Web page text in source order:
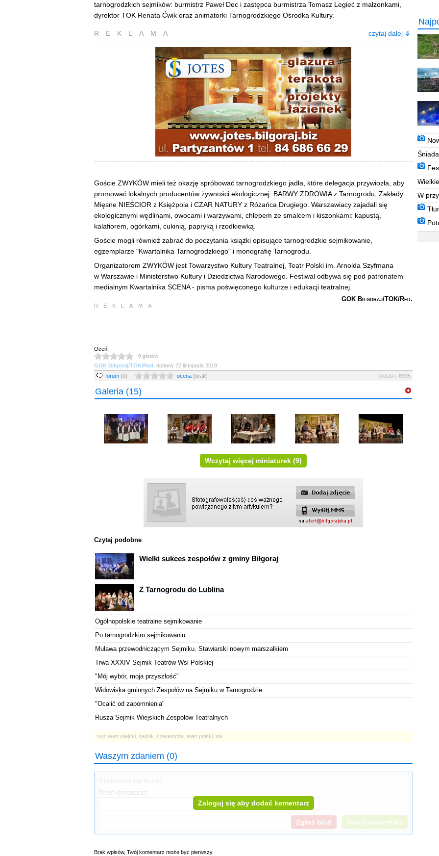
tarnogrodzkich sejmików: burmistrz Paweł Dec i zastępca burmistrza Tomasz Legieć z małżonkami,
dyrektor TOK Renata Ćwik oraz animatorki Tarnogrodzkiego Ośrodka Kultury.
czytaj dalej ⇓
REKLAMA
Goście ZWYKÓW mieli też okazję spróbować tarnogrodzkiego jadła, które delegacja przywiozła, aby
promować lokalnych producentów żywności ekologicznej: BARWY ZDROWIA z Tarnogrodu, Zakłady
Mięsne NIEŚCIOR z Księżpola i CZAR NATURY z Różańca Drugiego. Warszawiacy zajadali się
ekologicznymi wędlinami, owocami i warzywami, chlebem ze smalcem i kiszonkami: kapustą,
kalafiorem, ogórkami, cukinią, papryką i rzodkiewką.
Goście mogli również zabrać do poczytania książki opisujące tarnogrodzkie sejmikowanie,
egzemplarze "Kwartalnika Tarnogrodzkiego" i monografię Tarnogrodu.
Organizatorem ZWYKÓW jest Towarzystwo Kultury Teatralnej, Teatr Polski im. Arnolda Szyfmana
w Warszawie i Ministerstwo Kultury i Dziedzictwa Narodowego. Festiwal odbywa się pod patronatem
medialnym Kwartalnika SCENA - pisma poświęconego kulturze i edukacji teatralnej.
GOK Biłgoraj/TOK/Red.
REKLAMA
Oceń:
0 głosów
GOK Biłgoraj/TOK/Red. dodany 22 listopada 2019
forum (0) ocena (brak) Odsłon: 6935
Galeria (15)
Wczytaj więcej miniaturek (9)
Czytaj podobne
Wielki sukces zespołów z gminy Biłgoraj
Z Tarnogrodu do Lublina
Ogólnopolskie teatralne sejmikowanie
Po tarnogrodzkim sejmikowaniu
Mulawa przewodniczącym Sejmiku. Stawiarski nowym marszałkiem
Trwa XXXIV Sejmik Teatrów Wsi Polskiej
"Mój wybór, moja przyszłość"
Widowiska gminnych Zespołów na Sejmiku w Tarnogrodzie
"Ocalić od zapomnienia"
Rusza Sejmik Wiejskich Zespołów Teatralnych
tagi: teatr wiejski sejmik czeremcha teatr polski tok
Waszym zdaniem (0)
Treść komentarza:
Zaloguj się aby dodać komentarz
Brak wpisów, Twój komentarz może byc pierwszy.
No
Śniada
tka nie j
Fes
erwy [N
Wielki
W przy
w powi
Tłu
WE ZD
Pot